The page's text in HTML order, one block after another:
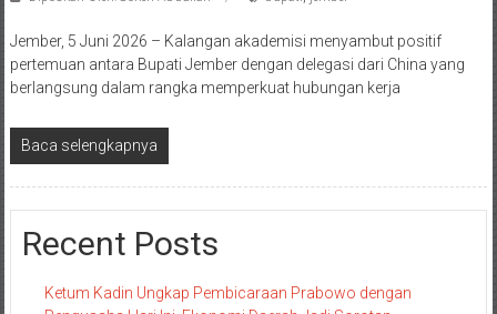
Jember, 5 Juni 2026 – Kalangan akademisi menyambut positif
pertemuan antara Bupati Jember dengan delegasi dari China yang
berlangsung dalam rangka memperkuat hubungan kerja
Baca selengkapnya
Recent Posts
Ketum Kadin Ungkap Pembicaraan Prabowo dengan